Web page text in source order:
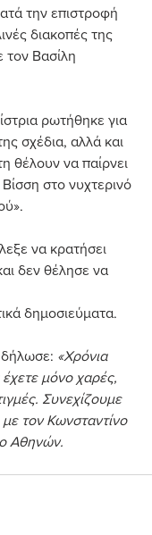
την επιστροφή
διακοπές της
τον Βασίλη
ρωτήθηκε για
σχέδια, αλλά και
θέλουν να παίρνει
στο νυχτερινό
να κρατήσει
δεν θέλησε να
δημοσιεύματα.
δήλωσε: «Χρόνια
μόνο χαρές,
Συνεχίζουμε
με τον Κωνσταντίνο
Αθηνών.